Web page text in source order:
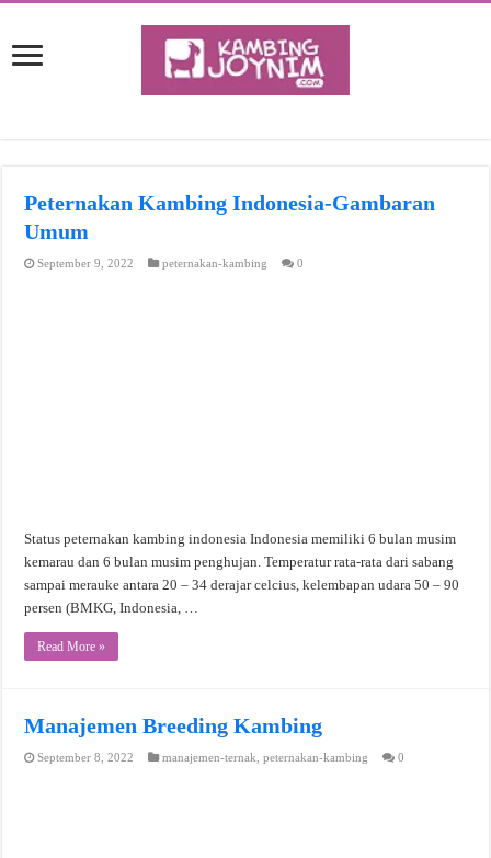
Peternakan Kambing Indonesia-Gambaran
Umum
September 9, 2022 peternakan-kambing 0
Status peternakan kambing indonesia Indonesia memiliki 6 bulan musim
kemarau dan 6 bulan musim penghujan. Temperatur rata-rata dari sabang
sampai merauke antara 20 – 34 derajar celcius, kelembapan udara 50 – 90
persen (BMKG, Indonesia, …
Read More »
Manajemen Breeding Kambing
September 8, 2022 manajemen-ternak ,peternakan-kambing 0